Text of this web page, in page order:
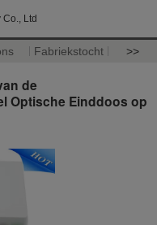
Ltd
Fabriekstocht >>
de
Optische Einddoos op